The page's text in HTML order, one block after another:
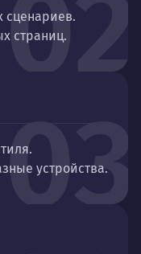
02
сценариев.
страниц.
03
устройства.